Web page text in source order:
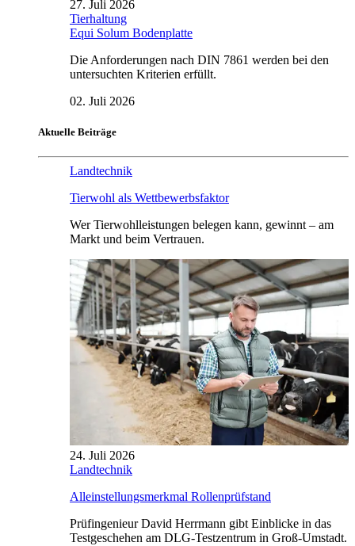
27. Juli 2026
Tierhaltung
Equi Solum Bodenplatte
Die Anforderungen nach DIN 7861 werden bei den
untersuchten Kriterien erfüllt.
02. Juli 2026
Aktuelle Beiträge
Landtechnik
Tierwohl als Wettbewerbsfaktor
Wer Tierwohlleistungen belegen kann, gewinnt – am
Markt und beim Vertrauen.
24. Juli 2026
Landtechnik
Alleinstellungsmerkmal Rollenprüfstand
Prüfingenieur David Herrmann gibt Einblicke in das
Testgeschehen am DLG-Testzentrum in Groß-Umstadt.